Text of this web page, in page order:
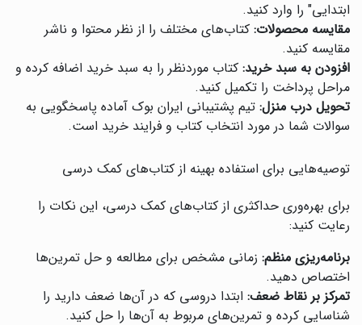
ابتدایی" را وارد کنید.
مقایسه محصولات: کتاب‌های مختلف را از نظر محتوا و ناشر
مقایسه کنید.
افزودن به سبد خرید: کتاب موردنظر را به سبد خرید اضافه کرده و
مراحل پرداخت را تکمیل کنید.
تحویل درب منزل: تیم پشتیبانی ایران بوک آماده پاسخگویی به
سوالات شما در مورد انتخاب کتاب و فرایند خرید است.
توصیه‌هایی برای استفاده بهینه از کتاب‌های کمک درسی
برای بهره‌وری حداکثری از کتاب‌های کمک درسی، این نکات را
رعایت کنید:
برنامه‌ریزی منظم: زمانی مشخص برای مطالعه و حل تمرین‌ها
اختصاص دهید.
تمرکز بر نقاط ضعف: ابتدا دروسی که در آن‌ها ضعف دارید را
شناسایی کرده و تمرین‌های مربوط به آن‌ها را حل کنید.